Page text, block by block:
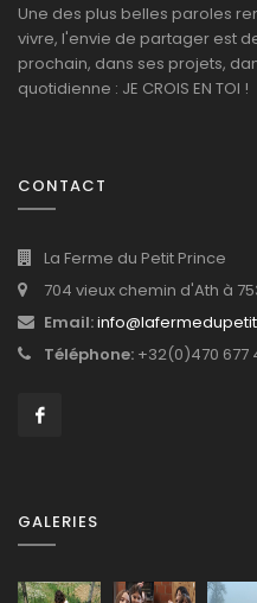
Une des plus belles paroles
vivre, l'envie de partager est
prochain, dans ses projets,
quotidienne : JE CROIS EN TOI !
CONTACT
La Ferme du Petit Prince
704 vieux chemin d'Ath à
Email:
Téléphone: +32(0)470 677
GALERIES